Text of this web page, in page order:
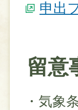
申出
留意
・気象